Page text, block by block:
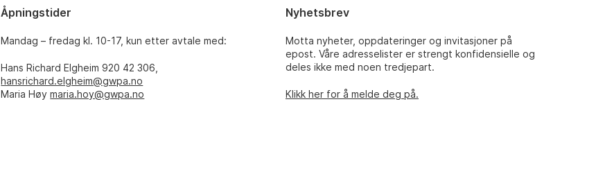
Åpningstider
Mandag – fredag kl. 10-17, kun etter avtale med:
Hans Richard Elgheim 920 42 306,
hansrichard.elgheim@gwpa.no
Maria Høymaria.hoy@gwpa.no
Nyhetsbrev
Motta nyheter, oppdateringer og invitasjoner på
epost. Våre adresselister er strengt konfidensielle og
deles ikke med noen tredjepart.
Klikk her for å melde deg på.